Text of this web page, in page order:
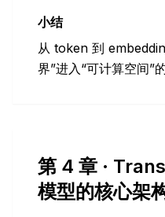
小结
从 token 到
界”进入“可计算空间”
第 4 章 ·
模型的核心架